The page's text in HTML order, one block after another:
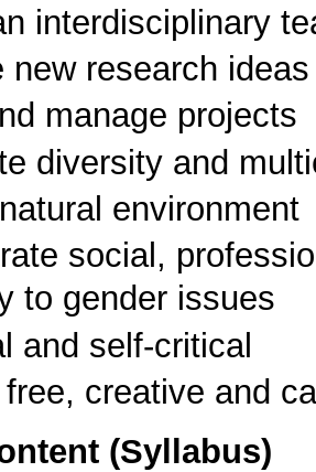
interdisciplinary
new research ideas
manage projects
diversity and
environment
social,
to gender issues
and self-critical
creative and
(Syllabus)